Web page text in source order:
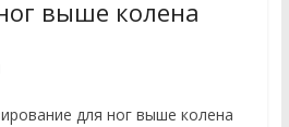
выше колена
для ног выше колена